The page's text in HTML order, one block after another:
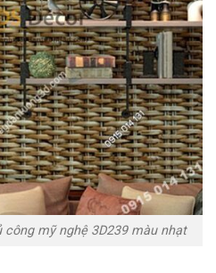
mỹ nghệ 3D239 màu nhạt